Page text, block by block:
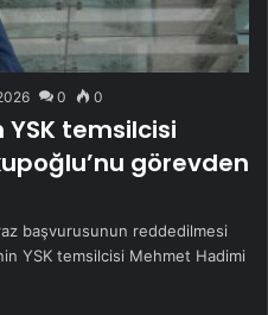
0 0
YSK temsilcisi
görevden
başvurusunun reddedilmesi
YSK temsilcisi Mehmet Hadimi